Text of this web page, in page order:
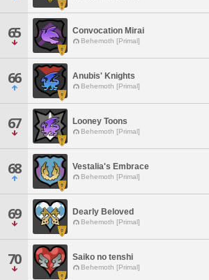
65 Convocation Mirai
Behemoth [Primal]
66 Anubis' Knights
Behemoth [Primal]
67 Looney Toons
Behemoth [Primal]
68 Vestalia's Embrace
Behemoth [Primal]
69 Dearly Beloved
Behemoth [Primal]
70 Saiko no tenshi
Behemoth [Primal]